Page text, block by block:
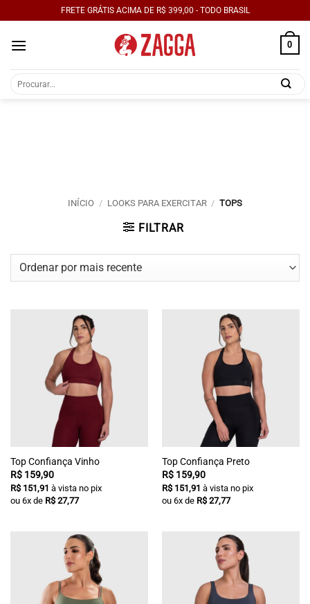
to
content
FRETE GRÁTIS ACIMA DE R$ 399,00 - TODO BRASIL
0
Pesquisar
INÍCIO / LOOKS PARA EXERCITAR / TOPS
FILTRAR
Top Confiança Vinho
R$159,90
R$151,91 à vista no pix
ou 6x de R$27,77
Top Confiança Preto
R$159,90
R$151,91 à vista no pix
ou 6x de R$27,77